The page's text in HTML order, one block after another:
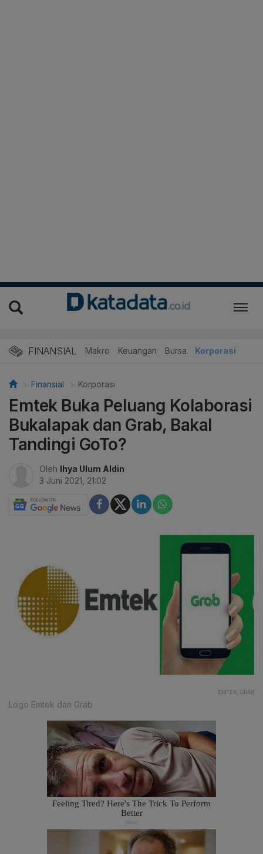
FINANSIAL Makro Keuangan Bursa Korporasi
Finansial Korporasi
Emtek Buka Peluang Kolaborasi
Bukalapak dan Grab, Bakal
Tandingi GoTo?
Oleh Ihya Ulum Aldin
3 Juni 2021, 21:02
EMTEK, GRAB
Logo Emtek dan Grab